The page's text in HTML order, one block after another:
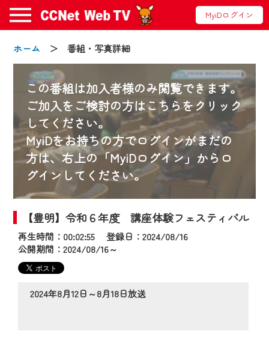
MyiDログイン
ホーム ＞ 番組・写真詳細
この番組は加入者様のみ閲覧できます。
ご加入をご検討の方はこちらをクリック
してください。
MyiDをお持ちの方でログインがまだの
方は、右上の「MyiDログイン」からロ
グインしてください。
【豊明】令和６年度 講座体験フェスティバル
再生時間：00:02:55 登録日：2024/08/16
公開期間：2024/08/16～
2024年8月12日～8月18日放送
お知らせ
2024/09/02
動画配信サービス『CCNet Web TV』は2024
年9月24日からリニューアルします！
【変更点】
◆デザイン変更により、お住まいの地域
の動画コンテンツが一目瞭然。
◆当社アプリやＰＣブラウザから、いつ